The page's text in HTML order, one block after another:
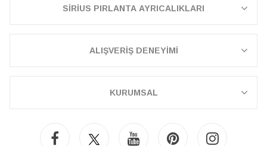
SİRİUS PIRLANTA AYRICALIKLARI
ALIŞVERİŞ DENEYİMİ
KURUMSAL